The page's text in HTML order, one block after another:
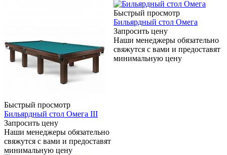
Быстрый просмотр
Бильярдный стол Омега III
Запросить цену
Наши менеджеры обязательно
свяжутся с вами и предоставят
минимальную цену
Быстрый просмотр
Бильярдный стол Омега
Запросить цену
Наши менеджеры обязательно
свяжутся с вами и предоставят
минимальную цену